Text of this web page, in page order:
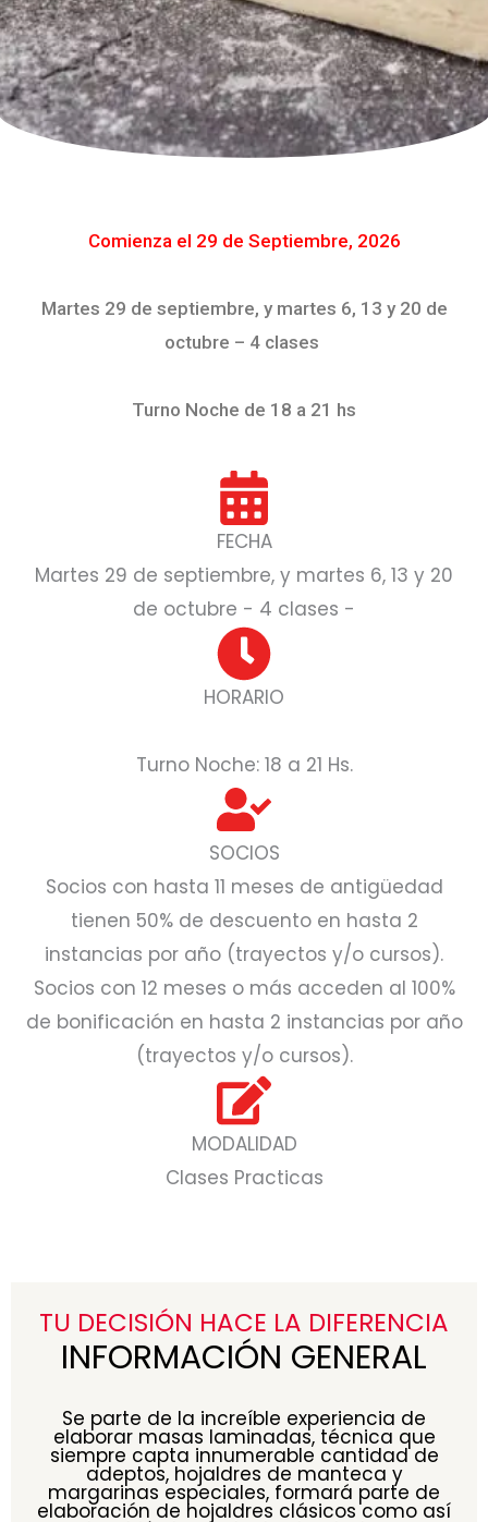
Comienza el 29 de Septiembre, 2026
Martes 29 de septiembre, y martes 6, 13 y 20 de
octubre – 4 clases
Turno Noche de 18 a 21 hs
FECHA
Martes 29 de septiembre, y martes 6, 13 y 20
de octubre - 4 clases -
HORARIO
Turno Noche: 18 a 21 Hs.
SOCIOS
Socios con hasta 11 meses de antigüedad
tienen 50% de descuento en hasta 2
instancias por año (trayectos y/o cursos).
Socios con 12 meses o más acceden al 100%
de bonificación en hasta 2 instancias por año
(trayectos y/o cursos).
MODALIDAD
Clases Practicas
TU DECISIÓN HACE LA DIFERENCIA
INFORMACIÓN GENERAL
Se parte de la increíble experiencia de
elaborar masas laminadas, técnica que
siempre capta innumerable cantidad de
adeptos, hojaldres de manteca y
margarinas especiales, formará parte de
elaboración de hojaldres clásicos como así